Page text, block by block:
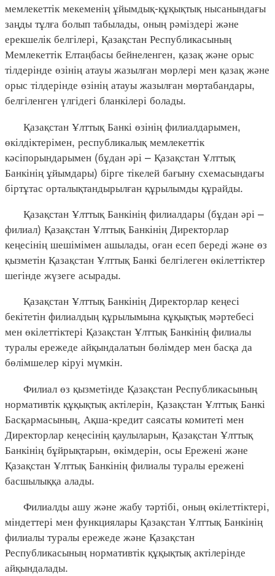
мемлекеттік мекеменің ұйымдық-құқықтық нысанындағы
заңды тұлға болып табылады, оның рәміздері және
ерекшелік белгілері, Қазақстан Республикасының
Мемлекеттік Елтаңбасы бейнеленген, қазақ және орыс
тілдерінде өзінің атауы жазылған мөрлері мен қазақ және
орыс тілдерінде өзінің атауы жазылған мөртабандары,
белгіленген үлгідегі бланкілері болады.
Қазақстан Ұлттық Банкі өзінің филиалдарымен,
өкілдіктерімен, республикалық мемлекеттік
кәсіпорындарымен (бұдан әрі – Қазақстан Ұлттық
Банкінің ұйымдары) бірге тікелей бағыну схемасындағы
біртұтас орталықтандырылған құрылымды құрайды.
Қазақстан Ұлттық Банкінің филиалдары (бұдан әрі –
филиал) Қазақстан Ұлттық Банкінің Директорлар
кеңесінің шешімімен ашылады, оған есеп береді және өз
қызметін Қазақстан Ұлттық Банкі белгілеген өкілеттіктер
шегінде жүзеге асырады.
Қазақстан Ұлттық Банкінің Директорлар кеңесі
бекітетін филиалдың құрылымына құқықтық мәртебесі
мен өкілеттіктері Қазақстан Ұлттық Банкінің филиалы
туралы ережеде айқындалатын бөлімдер мен басқа да
бөлімшелер кіруі мүмкін.
Филиал өз қызметінде Қазақстан Республикасының
нормативтік құқықтық актілерін, Қазақстан Ұлттық Банкі
Басқармасының, Ақша-кредит саясаты комитеті мен
Директорлар кеңесінің қаулыларын, Қазақстан Ұлттық
Банкінің бұйрықтарын, өкімдерін, осы Ережені және
Қазақстан Ұлттық Банкінің филиалы туралы ережені
басшылыққа алады.
Филиалды ашу және жабу тәртібі, оның өкілеттіктері,
міндеттері мен функциялары Қазақстан Ұлттық Банкінің
филиалы туралы ережеде және Қазақстан
Республикасының нормативтік құқықтық актілерінде
айқындалады.